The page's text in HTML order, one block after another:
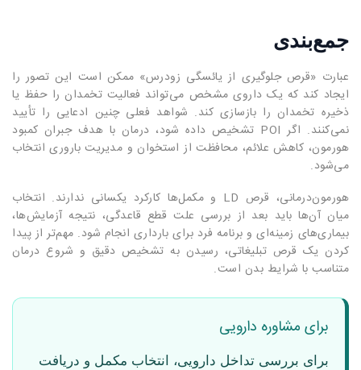
جمع‌بندی
عبارت «قرص جلوگیری از یائسگی زودرس» ممکن است این تصور را
ایجاد کند که یک داروی مشخص می‌تواند فعالیت تخمدان را حفظ یا
ذخیره تخمدان را بازسازی کند. شواهد فعلی چنین ادعایی را تأیید
نمی‌کنند. اگر POI تشخیص داده شود، درمان با هدف جبران کمبود
هورمون، کاهش علائم، محافظت از استخوان و مدیریت باروری انتخاب
می‌شود.
هورمون‌درمانی، قرص LD و مکمل‌ها کارکرد یکسانی ندارند. انتخاب
میان آن‌ها باید بعد از بررسی علت قطع قاعدگی، نتیجه آزمایش‌ها،
بیماری‌های زمینه‌ای و برنامه فرد برای بارداری انجام شود. مهم‌تر از پیدا
کردن یک قرص تبلیغاتی، رسیدن به تشخیص دقیق و شروع درمان
متناسب با شرایط بدن است.
برای مشاوره دارویی
برای بررسی تداخل دارویی، انتخاب مکمل و دریافت